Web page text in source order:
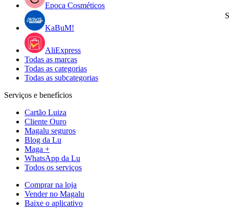
Epoca Cosméticos
KaBuM!
AliExpress
Todas as marcas
Todas as categorias
Todas as subcategorias
Serviços e benefícios
Cartão Luiza
Cliente Ouro
Magalu seguros
Blog da Lu
Maga +
WhatsApp da Lu
Todos os serviços
Comprar na loja
Vender no Magalu
Baixe o aplicativo